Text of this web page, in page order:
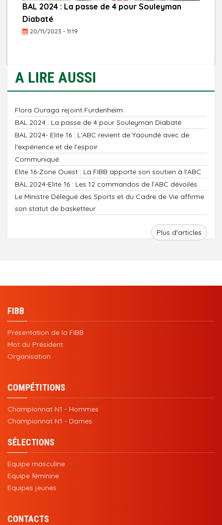
BAL 2024 : La passe de 4 pour Souleyman
Diabaté
20/11/2023 - 11:19
A LIRE AUSSI
Flora Ouraga rejoint Furdenheim
BAL 2024 : La passe de 4 pour Souleyman Diabaté
BAL 2024- Elite 16 : L'ABC revient de Yaoundé avec de
l'expérience et de l'espoir
Communiqué
Elite 16-Zone Ouest : La FIBB apporte son soutien à l'ABC
BAL 2024-Elite 16 : Les 12 commandos de l'ABC dévoilés
Le Ministre Délégué des Sports et du Cadre de Vie affirme
son statut de basketteur
Plus d'articles
FIBB
Présentation de la FIBB
Mot du Président
Organisation
COMPÉTITIONS
Championnat N1 - Hommes
Championnat N1 - Dames
SÉLECTIONS
Equipe masculine
Equipe féminine
Equipes jeunes
CONTACTS